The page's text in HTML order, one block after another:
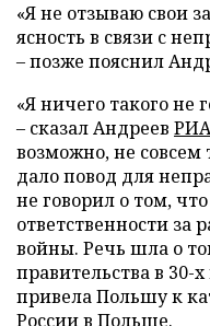
«Я не отзываю свои
ясность в связи с
– позже пояснил
«Я ничего такого не
– сказал Андреев
возможно, не совсем
дало повод для
не говорил о том,
ответственности за
войны. Речь шла о
правительства в 30-
привела Польшу к
России в Польше.